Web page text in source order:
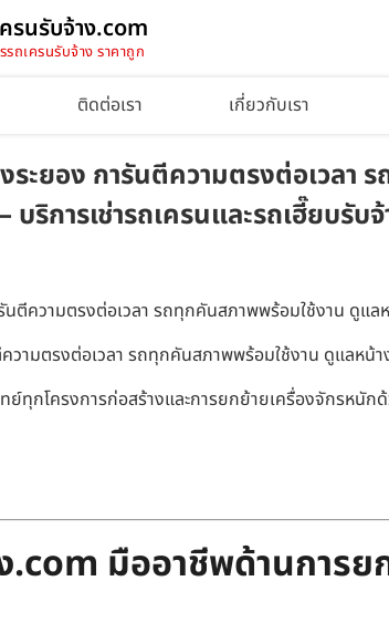
รนรับจ้าง.com
รถเครนรับจ้าง ราคาถูก
ติดต่อเรา เกี่ยวกับเรา
ะยอง การันตีความตรงต่อเวลา
ริการเช่ารถเครนและรถเฮี๊ยบ
ตีความตรงต่อเวลา รถทุกคันสภาพพร้อมใช้งาน ดูแล
ามตรงต่อเวลา รถทุกคันสภาพพร้อมใช้งาน ดูแลหน้
ทุกโครงการก่อสร้างและการยกย้ายเครื่องจักรหนั
.com มืออาชีพด้านการ